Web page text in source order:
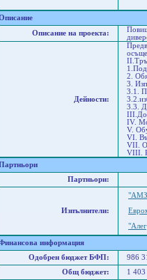
Описание на проекта:
Дейности:
2.
3.
3.1.
3.3.
IV.
V.
VI.
VII.
VIII.
Партньори:
Изпълнители:
информация
Одобрен бюджет БФП:
986
Общ бюджет:
1